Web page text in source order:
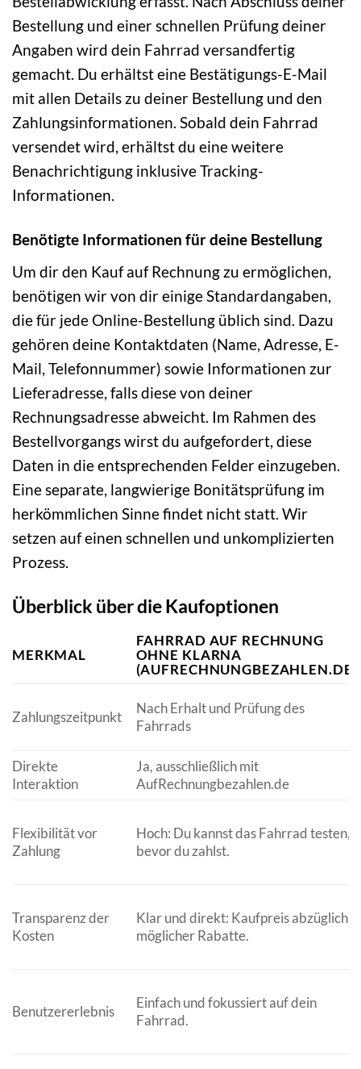
Bestellung und einer schnellen Prüfung deiner
Angaben wird dein Fahrrad versandfertig
gemacht. Du erhältst eine Bestätigungs-E-Mail
mit allen Details zu deiner Bestellung und den
Zahlungsinformationen. Sobald dein Fahrrad
versendet wird, erhältst du eine weitere
Benachrichtigung inklusive Tracking-
Informationen.
Benötigte Informationen für deine Bestellung
Um dir den Kauf auf Rechnung zu ermöglichen,
benötigen wir von dir einige Standardangaben,
die für jede Online-Bestellung üblich sind. Dazu
gehören deine Kontaktdaten (Name, Adresse, E-
Mail, Telefonnummer) sowie Informationen zur
Lieferadresse, falls diese von deiner
Rechnungsadresse abweicht. Im Rahmen des
Bestellvorgangs wirst du aufgefordert, diese
Daten in die entsprechenden Felder einzugeben.
Eine separate, langwierige Bonitätsprüfung im
herkömmlichen Sinne findet nicht statt. Wir
setzen auf einen schnellen und unkomplizierten
Prozess.
Überblick über die Kaufoptionen
MERKMAL
FAHRRAD AUF RECHNUNG
OHNE KLARNA
(AUFRECHNUNGBEZAHLEN.DE)
Zahlungszeitpunkt
Nach Erhalt und Prüfung des
Fahrrads
Direkte
Interaktion
Ja, ausschließlich mit
AufRechnungbezahlen.de
Flexibilität vor
Zahlung
Hoch: Du kannst das Fahrrad testen,
bevor du zahlst.
Transparenz der
Kosten
Klar und direkt: Kaufpreis abzüglich
möglicher Rabatte.
Benutzererlebnis
Einfach und fokussiert auf dein
Fahrrad.